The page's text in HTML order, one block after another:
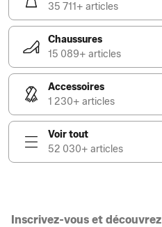
35 711+ articles
Chaussures
15 089+ articles
Accessoires
1 230+ articles
Voir tout
52 030+ articles
Inscrivez-vous et découvrez